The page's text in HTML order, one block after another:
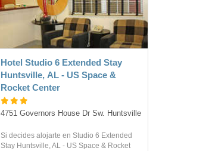
Hotel Studio 6 Extended Stay
Huntsville, AL - US Space &
Rocket Center
4751 Governors House Dr Sw. Huntsville
Si decides alojarte en Studio 6 Extended
Stay Huntsville, AL - US Space & Rocket